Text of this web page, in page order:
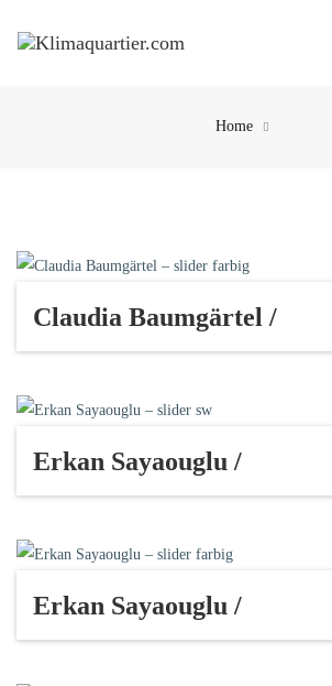
Home
Claudia Baumgärtel /
Erkan Sayaouglu /
Erkan Sayaouglu /